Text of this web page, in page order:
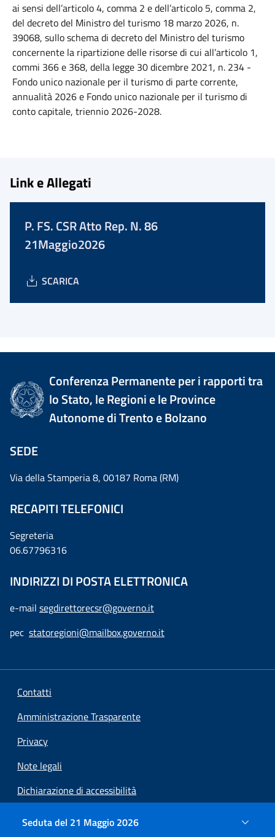
ai sensi dell’articolo 4, comma 2 e dell’articolo 5, comma 2,
del decreto del Ministro del turismo 18 marzo 2026, n.
39068, sullo schema di decreto del Ministro del turismo
concernente la ripartizione delle risorse di cui all’articolo 1,
commi 366 e 368, della legge 30 dicembre 2021, n. 234 -
Fondo unico nazionale per il turismo di parte corrente,
annualità 2026 e Fondo unico nazionale per il turismo di
conto capitale, triennio 2026-2028.
Seduta del 21 Maggio 2026
Link e Allegati
P. FS. CSR Atto Rep. N. 86
21Maggio2026
SCARICA
Conferenza Permanente per i rapporti tra
lo Stato, le Regioni e le Province
Autonome di Trento e Bolzano
SEDE
Via della Stamperia 8, 00187 Roma (RM)
RECAPITI TELEFONICI
Segreteria
06.67796316
INDIRIZZI DI POSTA ELETTRONICA
e-mail segdirettorecsr@governo.it
pec statoregioni@mailbox.governo.it
Contatti
Amministrazione Trasparente
Privacy
Note legali
Dichiarazione di accessibilità
Preferenze cookie